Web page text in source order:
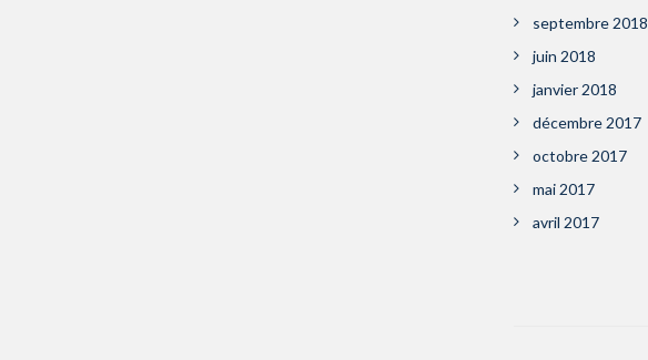
septembre 2018
juin 2018
janvier 2018
décembre 2017
octobre 2017
mai 2017
avril 2017